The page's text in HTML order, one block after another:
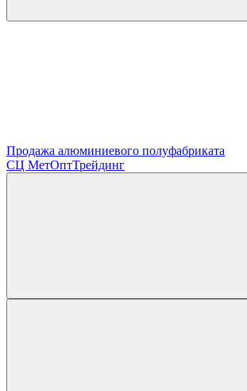
Продажа алюминиевого полуфабриката
СЦ МетОптТрейдинг